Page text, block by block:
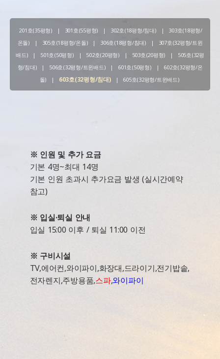
201호(35평형) | 301호(55평형) | 302호(18평형/침대) |
303호(18평형/
온돌)
| 305호(18평형/온돌) | 306호(18평형/침대) |
307호(32평형/트윈
배드)
| 501호(50평형) | 502호(20평형) | 503호(20평형) |
505호(32평
형/침대)
| 506호(32평형/트윈배드) | 601호(50평형) |
602호(32평형/온
돌)
| 603호(32평형/침대) | 605호(32평형/트윈배드)
※ 인원 및 추가 요금
기본 4명~최대 14명
기본 인원 초과시 추가요금 발생 (실시간예약
참고)
※ 입실·퇴실 안내
입실 15:00 이후 / 퇴실 11:00 이전
※ 구비시설
TV,에어컨,와이파이,화장대,드라이기,전기밥솥,
전자렌지,주방용품,스파,와이파이